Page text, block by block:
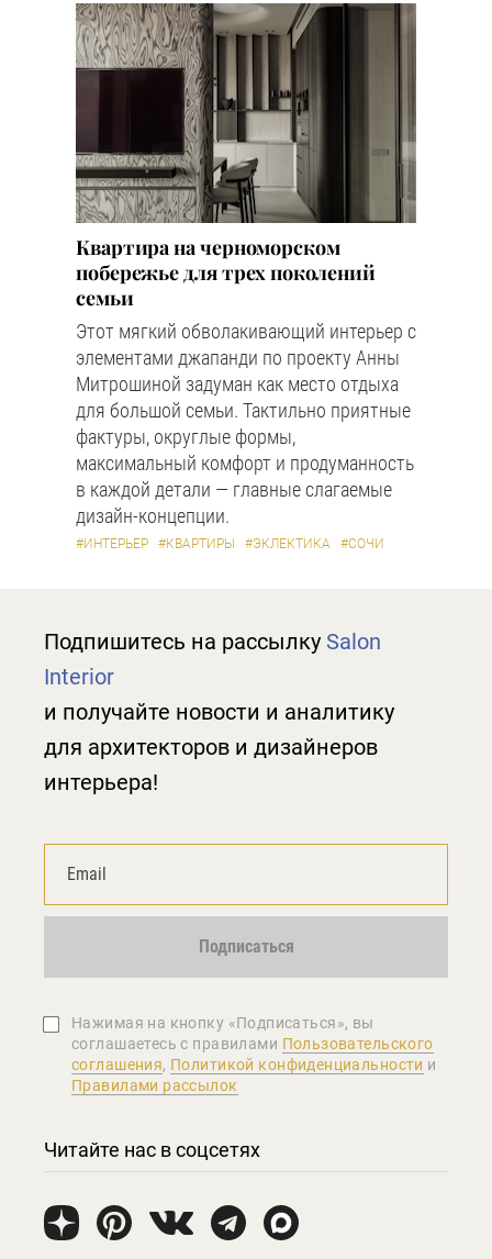
Квартира на черноморском
побережье для трех поколений
семьи
Этот мягкий обволакивающий интерьер с
элементами джапанди по проекту Анны
Митрошиной задуман как место отдыха
для большой семьи. Тактильно приятные
фактуры, округлые формы,
максимальный комфорт и продуманность
в каждой детали — главные слагаемые
дизайн-концепции.
#ИНТЕРЬЕР #КВАРТИРЫ #ЭКЛЕКТИКА #СОЧИ
Подпишитесь на рассылку Salon
Interior
и получайте новости и аналитику
для архитекторов и дизайнеров
интерьера!
Подписаться
Нажимая на кнопку «Подписаться», вы
соглашаетеcь с правилами Пользовательского
соглашения, Политикой конфиденциальности и
Правилами рассылок
Читайте нас в соцсетях